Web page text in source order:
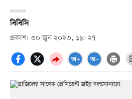
বিবিসি
প্রকাশ: ৩০ জুন ২০২৩, ১৯: ২৭